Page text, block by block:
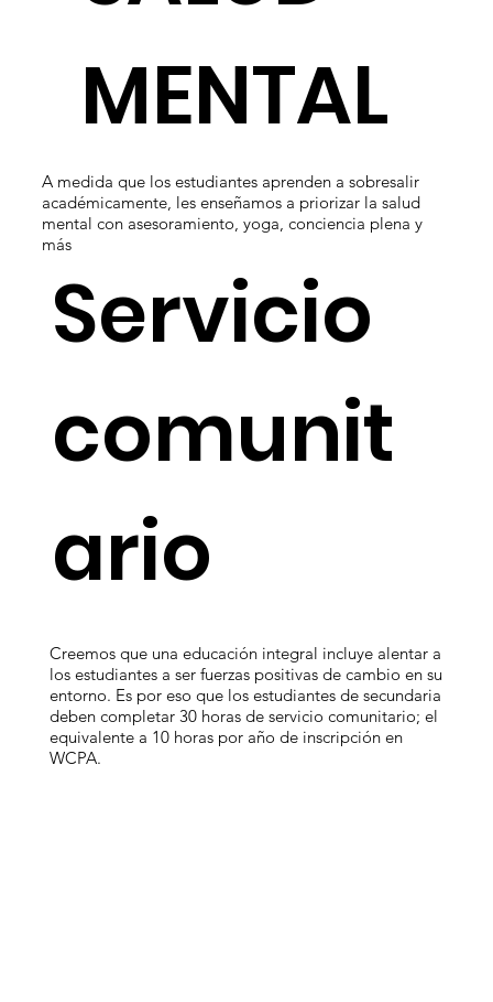
MENTAL
A medida que los estudiantes aprenden a sobresalir
académicamente, les enseñamos a priorizar la salud
mental con asesoramiento, yoga, conciencia plena y
más
Servicio
comunit
ario
Creemos que una educación integral incluye alentar a
los estudiantes a ser fuerzas positivas de cambio en su
entorno. Es por eso que los estudiantes de secundaria
deben completar 30 horas de servicio comunitario; el
equivalente a 10 horas por año de inscripción en
WCPA.